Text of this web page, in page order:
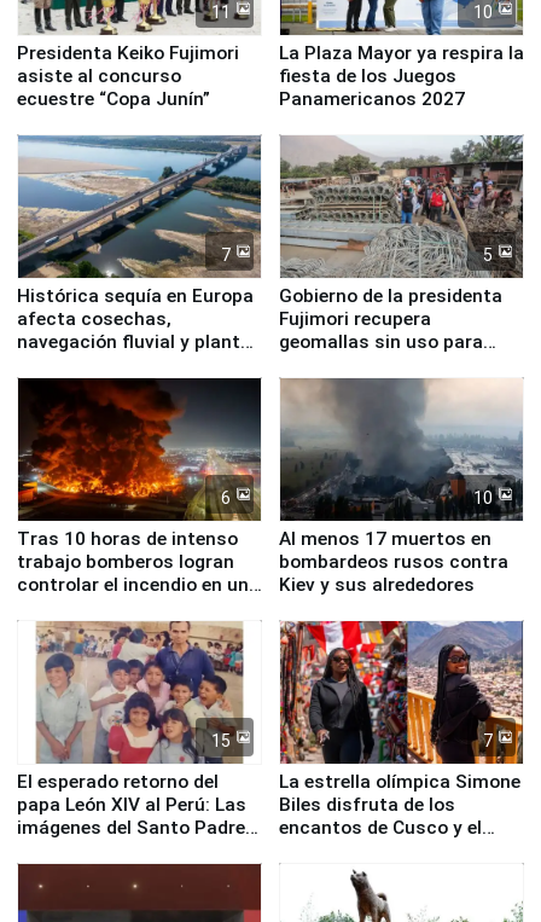
11
Presidenta Keiko Fujimori
asiste al concurso
ecuestre “Copa Junín”
10
La Plaza Mayor ya respira la
fiesta de los Juegos
Panamericanos 2027
7
Histórica sequía en Europa
afecta cosechas,
navegación fluvial y plantas
5
Gobierno de la presidenta
Fujimori recupera
geomallas sin uso para
Fenómeno El Niño
6
Tras 10 horas de intenso
trabajo bomberos logran
controlar el incendio en una
de Chile
10
Al menos 17 muertos en
bombardeos rusos contra
Kiev y sus alrededores
15
El esperado retorno del
papa León XIV al Perú: Las
imágenes del Santo Padre
7
La estrella olímpica Simone
Biles disfruta de los
encantos de Cusco y el